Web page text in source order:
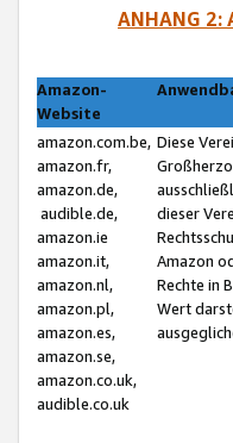
ANHANG 2:
Amazon-
Website
amazon.com.be,
amazon.fr,
amazon.de,
audible.de,
amazon.ie
amazon.it,
amazon.nl,
amazon.pl,
amazon.es,
amazon.se,
amazon.co.uk,
audible.co.uk
Diese
dieser
Amazon
Rechte in
Wert